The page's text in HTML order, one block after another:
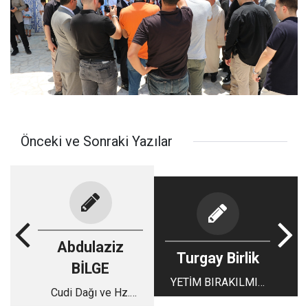
Önceki ve Sonraki Yazılar
Abdulaziz
BİLGE
Cudi Dağı ve Hz.
Turgay Birlik
YETİM BIRAKILMIŞ
BİR HAFIZANIN ADI